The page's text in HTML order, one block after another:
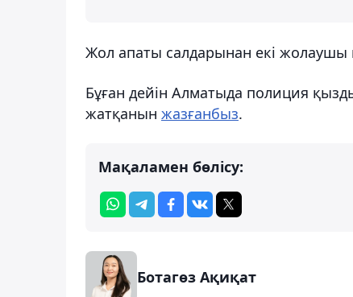
Жол апаты салдарынан екі жолаушы
Бұған дейін Алматыда полиция
жатқанын жазғанбыз.
Мақаламен бөлісу:
Ботагөз Ақиқат